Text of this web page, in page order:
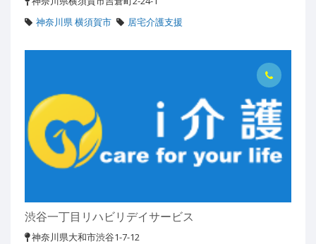
神奈川県 横須賀市
居宅介護支援
渋谷一丁目リハビリデイサービス
神奈川県大和市渋谷1-7-12